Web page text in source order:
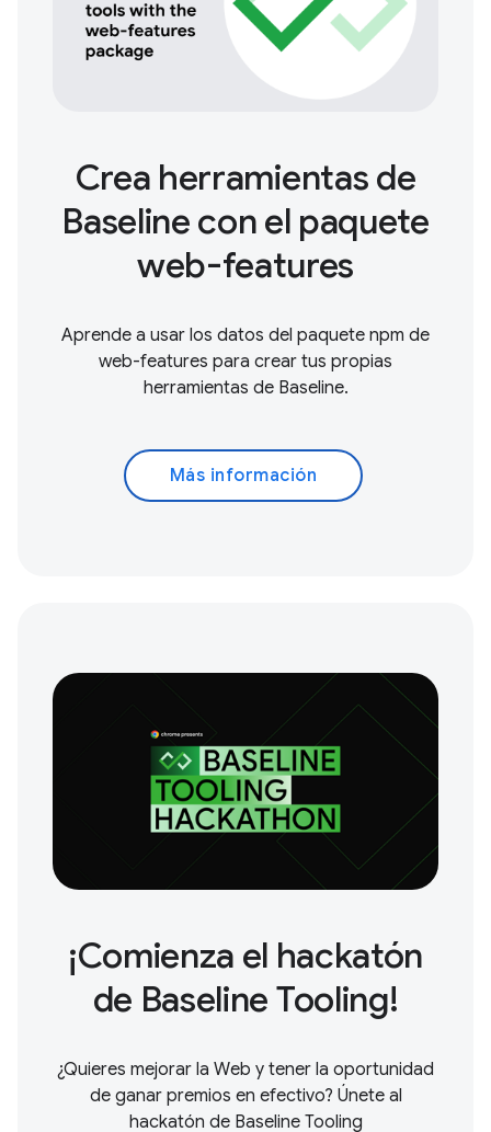
Crea herramientas de
Baseline con el paquete
web-features
Aprende a usar los datos del paquete npm de
web-features para crear tus propias
herramientas de Baseline.
Más información
¡Comienza el hackatón
de Baseline Tooling!
¿Quieres mejorar la Web y tener la oportunidad
de ganar premios en efectivo? Únete al
hackatón de Baseline Tooling